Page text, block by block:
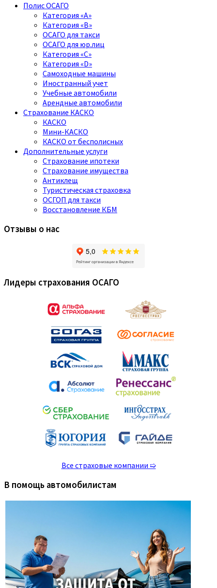
Полис ОСАГО
Категория «A»
Категория «B»
ОСАГО для такси
ОСАГО для юр.лиц
Категория «C»
Категория «D»
Самоходные машины
Иностранный учет
Учебные автомобили
Арендные автомобили
Страхование КАСКО
КАСКО
Мини-КАСКО
КАСКО от бесполисных
Дополнительные услуги
Страхование ипотеки
Страхование имущества
Антиклещ
Туристическая страховка
ОСГОП для такси
Восстановление КБМ
Отзывы о нас
Лидеры страхования ОСАГО
Все страховые компании ➯
В помощь автомобилистам